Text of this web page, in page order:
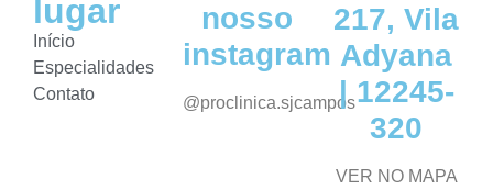
lugar
Início
Especialidades
Contato
nosso
instagram
@proclinica.sjcampos
217, Vila
Adyana
| 12245-
320
VER NO MAPA